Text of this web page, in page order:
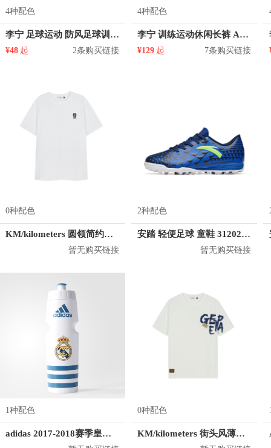
4种配色
李宁 足球运动 防风足球训练长袖T恤 AFDM213
¥48 起 2条购买链接
4种配色
李宁 训练运动休闲长裤 AKLN151
¥129 起 7条购买链接
0种配色
KM/kilometers 圆领简约短袖T恤 M2X2108073
暂无购买链接
2种配色
安踏 轻便足球 童鞋 312022203
暂无购买链接
1种配色
adidas 2017-2018赛季皇马运动水壶
0种配色
KM/kilometers 街头风薄款印花短袖T恤 男女同款 M2X2108248